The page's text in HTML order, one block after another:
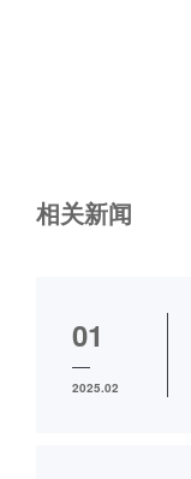
相关新闻
01
2025.02